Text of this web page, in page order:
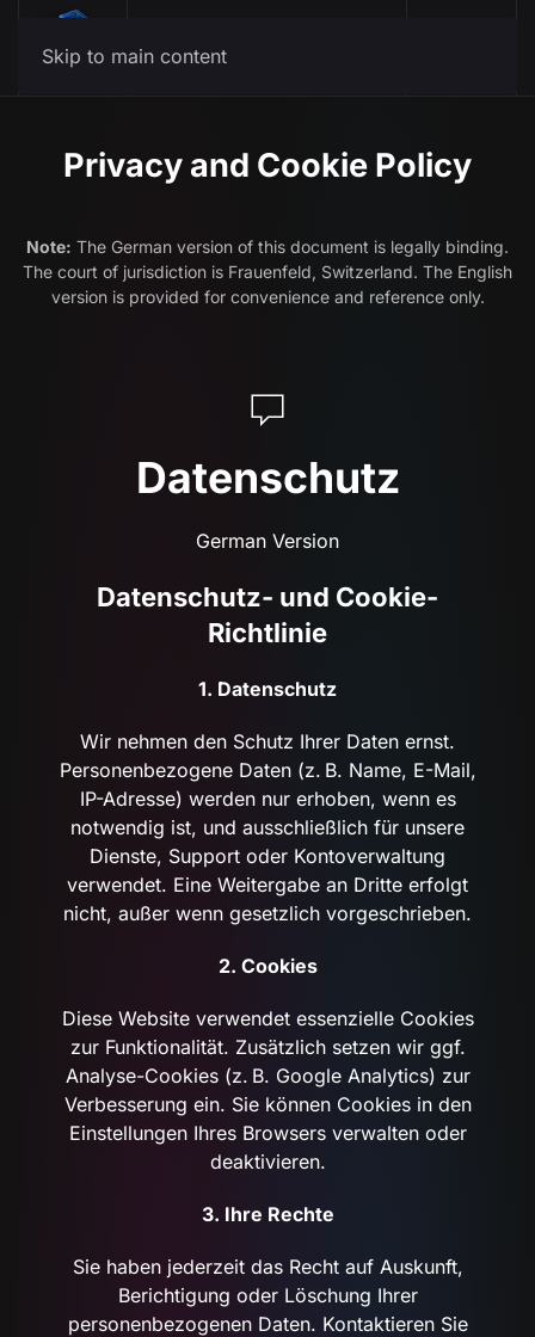
Skip to main content
Privacy and Cookie Policy
Note: The German version of this document is legally binding.
The court of jurisdiction is Frauenfeld, Switzerland. The English
version is provided for convenience and reference only.
Datenschutz
German Version
Datenschutz- und Cookie-
Richtlinie
1. Datenschutz
Wir nehmen den Schutz Ihrer Daten ernst.
Personenbezogene Daten (z. B. Name, E-Mail,
IP-Adresse) werden nur erhoben, wenn es
notwendig ist, und ausschließlich für unsere
Dienste, Support oder Kontoverwaltung
verwendet. Eine Weitergabe an Dritte erfolgt
nicht, außer wenn gesetzlich vorgeschrieben.
2. Cookies
Diese Website verwendet essenzielle Cookies
zur Funktionalität. Zusätzlich setzen wir ggf.
Analyse-Cookies (z. B. Google Analytics) zur
Verbesserung ein. Sie können Cookies in den
Einstellungen Ihres Browsers verwalten oder
deaktivieren.
3. Ihre Rechte
Sie haben jederzeit das Recht auf Auskunft,
Berichtigung oder Löschung Ihrer
personenbezogenen Daten. Kontaktieren Sie